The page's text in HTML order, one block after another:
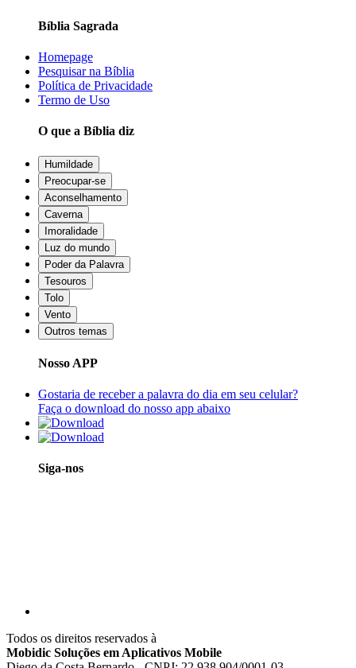
Bíblia Sagrada
Homepage
Pesquisar na Bíblia
Política de Privacidade
Termo de Uso
O que a Bíblia diz
Humildade
Preocupar-se
Aconselhamento
Caverna
Imoralidade
Luz do mundo
Poder da Palavra
Tesouros
Tolo
Vento
Outros temas
Nosso APP
Gostaria de receber a palavra do dia em seu celular?
Faça o download do nosso app abaixo
Siga-nos
Todos os direitos reservados à
Mobidic Soluções em Aplicativos Mobile